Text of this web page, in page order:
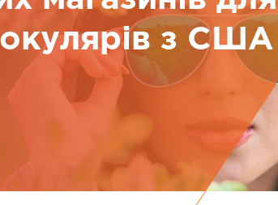
окулярів з США